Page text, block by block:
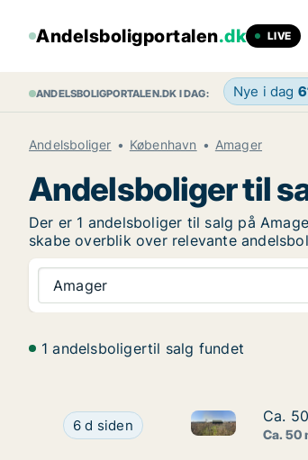
Andelsboligportalen.dk LIVE
ANDELSBOLIGPORTALEN.DK I DAG: Nye i dag
Andelsboliger København Amager
Andelsboliger til
Der er 1 andelsboliger til salg på
skabe overblik over relevante
Amager
1 andelsboligertil salg fundet
Ca. 50 m2 andelsbolig til salg i
6 d siden Ca. 50 m2Ca.
Ca.
Ca. 50